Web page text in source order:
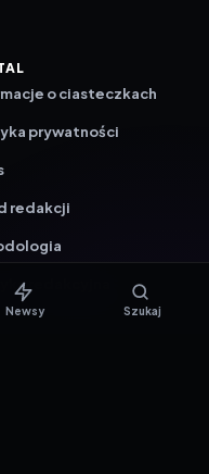
o ciasteczkach
prywatności
redakcji
redakcyjna
Newsy Szukaj